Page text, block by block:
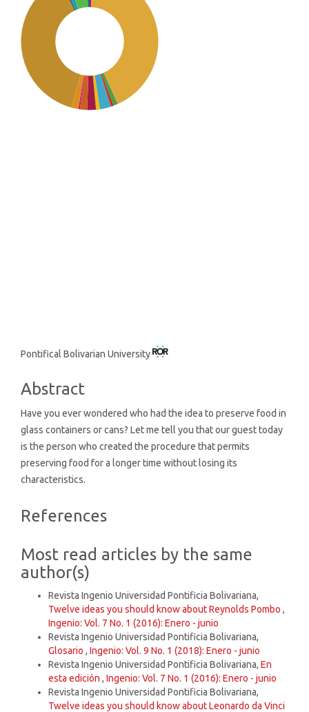
Main
Content
Pontifical Bolivarian University
Abstract
Have you ever wondered who had the idea to preserve food in
glass containers or cans? Let me tell you that our guest today
is the person who created the procedure that permits
preserving food for a longer time without losing its
characteristics.
Article
References
Most read articles by the same
author(s)
Revista Ingenio Universidad Pontificia Bolivariana,
Twelve ideas you should know about Reynolds Pombo ,
Ingenio: Vol. 7 No. 1 (2016): Enero - junio
Revista Ingenio Universidad Pontificia Bolivariana,
Glosario , Ingenio: Vol. 9 No. 1 (2018): Enero - junio
Revista Ingenio Universidad Pontificia Bolivariana, En
esta edición , Ingenio: Vol. 7 No. 1 (2016): Enero - junio
Revista Ingenio Universidad Pontificia Bolivariana,
Twelve ideas you should know about Leonardo da Vinci